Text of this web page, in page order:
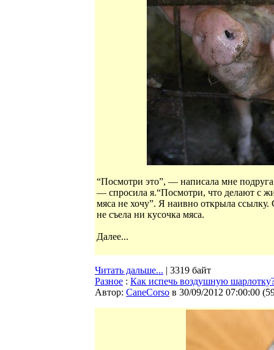
“Посмотри это”, — написала мне подруга
— спросила я.“Посмотри, что делают с
мяса не хочу”. Я наивно открыла
не съела ни кусочка мяса.
Далее...
Читать дальше... | 3319 байт
Разное : Как испечь воздушную
Автор: CaneCorso в 30/09/2012 07:00:00 (